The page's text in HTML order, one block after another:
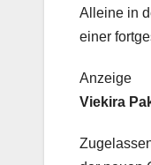
Alleine in
einer
Anzeige
Viekira